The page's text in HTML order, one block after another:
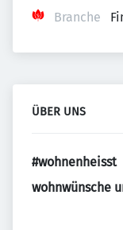
Branche
ÜBER UNS
#wohnenheisst
wohnwünsche